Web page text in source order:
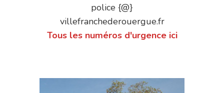
police {@}
villefranchederouergue.fr
Tous les numéros d'urgence ici